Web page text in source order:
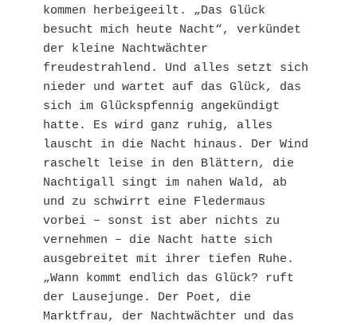
kommen herbeigeeilt. „Das Glück
besucht mich heute Nacht“, verkündet
der kleine Nachtwächter
freudestrahlend. Und alles setzt sich
nieder und wartet auf das Glück, das
sich im Glückspfennig angekündigt
hatte. Es wird ganz ruhig, alles
lauscht in die Nacht hinaus. Der Wind
raschelt leise in den Blättern, die
Nachtigall singt im nahen Wald, ab
und zu schwirrt eine Fledermaus
vorbei – sonst ist aber nichts zu
vernehmen – die Nacht hatte sich
ausgebreitet mit ihrer tiefen Ruhe.
„Wann kommt endlich das Glück? ruft
der Lausejunge. Der Poet, die
Marktfrau, der Nachtwächter und das